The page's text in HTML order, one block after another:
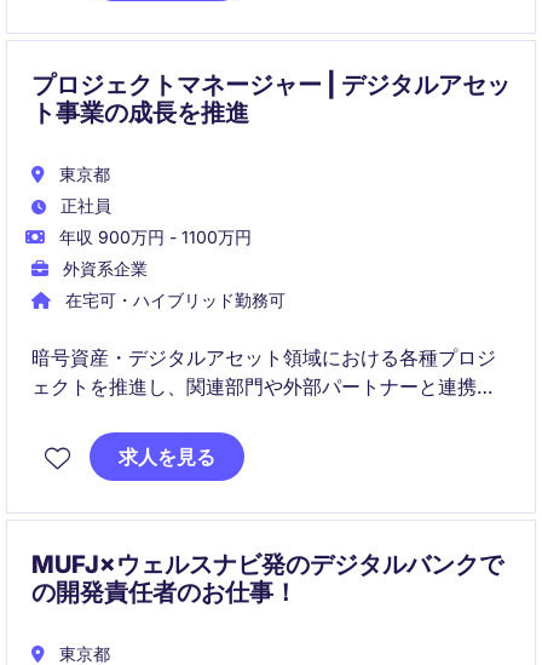
プロジェクトマネージャー | デジタルアセッ
ト事業の成長を推進
東京都
正社員
年収 900万円 - 1100万円
外資系企業
在宅可・ハイブリッド勤務可
暗号資産・デジタルアセット領域における各種プロジ
ェクトを推進し、関連部門や外部パートナーと連携し
やプロセス管理を通じて、事業成長とサービス品質向
上に貢献いただくポジションです。
求人を見る
MUFJ×ウェルスナビ発のデジタルバンクで
の開発責任者のお仕事！
東京都